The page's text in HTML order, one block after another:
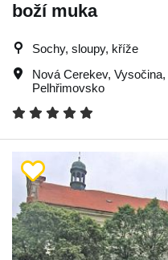
boží muka
Sochy, sloupy, kříže
Nová Cerekev, Vysočina,
Pelhřimovsko